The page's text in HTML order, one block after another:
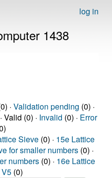
log in
1438
· Validation pending (0) ·
Valid (0) · Invalid (0) · Error
Sieve (0) · 15e Lattice
for smaller numbers (0) ·
numbers (0) · 16e Lattice
(0)